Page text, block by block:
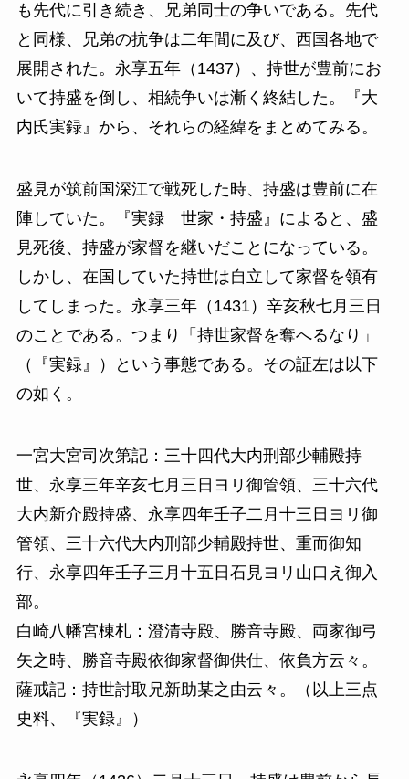
も先代に引き続き、兄弟同士の争いである。先代
と同様、兄弟の抗争は二年間に及び、西国各地で
展開された。永享五年（1437）、持世が豊前にお
いて持盛を倒し、相続争いは漸く終結した。『大
内氏実録』から、それらの経緯をまとめてみる。
盛見が筑前国深江で戦死した時、持盛は豊前に在
陣していた。『実録 世家・持盛』によると、盛
見死後、持盛が家督を継いだことになっている。
しかし、在国していた持世は自立して家督を領有
してしまった。永享三年（1431）辛亥秋七月三日
のことである。つまり「持世家督を奪へるなり」
（『実録』）という事態である。その証左は以下
の如く。
一宮大宮司次第記：三十四代大内刑部少輔殿持
世、永享三年辛亥七月三日ヨリ御管領、三十六代
大内新介殿持盛、永享四年壬子二月十三日ヨリ御
管領、三十六代大内刑部少輔殿持世、重而御知
行、永享四年壬子三月十五日石見ヨリ山口え御入
部。
白崎八幡宮棟札：澄清寺殿、勝音寺殿、両家御弓
矢之時、勝音寺殿依御家督御供仕、依負方云々。
薩戒記：持世討取兄新助某之由云々。（以上三点
史料、『実録』）